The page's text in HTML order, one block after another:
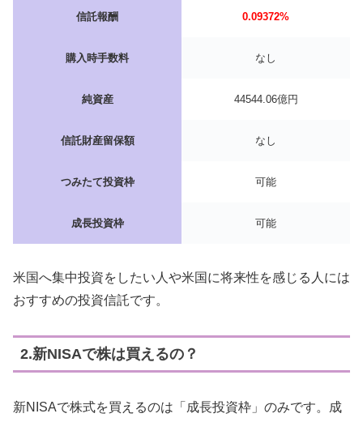
信託報酬 0.09372%
購入時手数料 なし
純資産 44544.06億円
信託財産留保額 なし
つみたて投資枠 可能
成長投資枠 可能
米国へ集中投資をしたい人や米国に将来性を感じる人には
おすすめの投資信託です。
2.新NISAで株は買えるの？
新NISAで株式を買えるのは「成長投資枠」のみです。成